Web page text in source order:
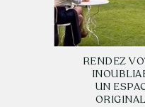
RENDEZ
UN